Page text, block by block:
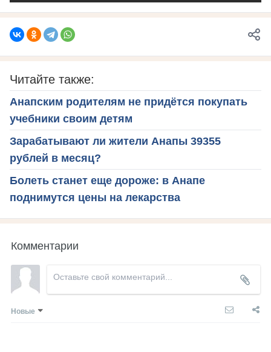
Читайте также:
Анапским родителям не придётся покупать
учебники своим детям
Зарабатывают ли жители Анапы 39355
рублей в месяц?
Болеть станет еще дороже: в Анапе
поднимутся цены на лекарства
Комментарии
Новые